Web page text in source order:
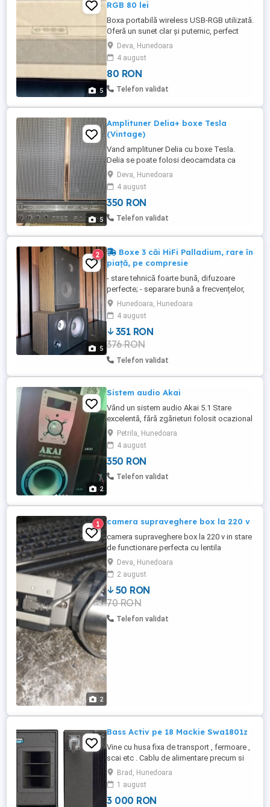
5
RGB 80 lei
Boxa portabilă wireless USB-RGB utilizată.
Oferă un sunet clar și puternic, perfect
pentru petreceri sau excursii în aer liber.
Conectează-ți dispozitivul prin USB și
bucură-te de muzică fără fir. Culoarea RGB
adaugă un element de distracție la orice
atmosferă. Alege o boxă compactă și
Deva, Hunedoara
4 august
80 RON
Telefon validat
5
Amplituner Delia+ boxe Tesla
(Vintage)
Vand amplituner Delia cu boxe Tesla.
Delia se poate folosi deocamdata ca
amplificator in casa la calculator, laptop...
Partea de radio nu merge deoarece e tras
in banda de EST ca in anii 80 Pentru a-l
face sa mearga in banda VEST, trebuie
facut un montaj special. Boxele sunt
Deva, Hunedoara
4 august
350 RON
Telefon validat
5
2
Boxe 3 căi HiFi Palladium, rare în
piață, pe compresie
- stare tehnică foarte bună, difuzoare
perfecte; - separare bună a frecvențelor,
bass suficient, pentru cei interesați cu
adevărat, trimit filmuleț cu ele în funcțiune;
- estetic aproape perfecte, nelovite, doar
pe partea de așezare sunt inestetice; -
grile metalice; - înălțime 41cm, lățime
24,5cm - ...
Hunedoara, Hunedoara
4 august
351 RON
376 RON
Telefon validat
2
Sistem audio Akai
Vănd un sistem audio Akai 5.1 Stare
excelentă, fără zgărieturi folosit ocazional
sunet clar, bass. Citește mp3 pe card sau
usb Telecomanda inclusă. Preț 350 lei
Petrila, Hunedoara
4 august
350 RON
Telefon validat
2
1 camera supraveghere box la 220 v
camera supraveghere box la 220 v in stare
de functionare perfecta cu lentila
varifocala
Deva, Hunedoara
2 august
50 RON
70 RON
Telefon validat
Bass Activ pe 18 Mackie Swa1801z
Vine cu husa fixa de transport , fermoare ,
scai etc . Cablu de alimentare precum si
teava pentru satelit. Pentru evenimente
pana in 120-150 pers este suficient doar
un bass (asa il foloseam eu) Se poate
face proba in Brad, Hunedoara. Din cauza
Brad, Hunedoara
1 august
3 000 RON